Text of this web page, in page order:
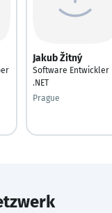
Jakub Žitný
Software Entwickler
.NET
Prague